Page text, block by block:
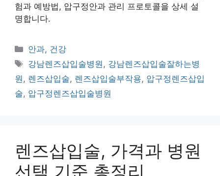
험과 예방법, 압구정안과 관리 프로토콜을 상세 설
명합니다.
카
테
리
안과, 건강
태
그
강남렌즈삽입술병원, 강남렌즈삽입술잘하는병
원, 렌즈삽입술, 렌즈삽입술부작용, 압구정렌즈삽입
술, 압구정렌즈삽입술병원
렌즈삽입술, 가격과 병원
선택 기준 총정리